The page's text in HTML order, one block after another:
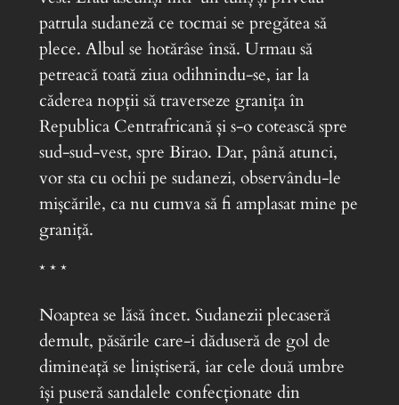
patrula sudaneză ce tocmai se pregătea să
plece. Albul se hotărâse însă. Urmau să
petreacă toată ziua odihnindu-se, iar la
căderea nopții să traverseze granița în
Republica Centrafricană și s-o cotească spre
sud-sud-vest, spre Birao. Dar, până atunci,
vor sta cu ochii pe sudanezi, observându-le
mișcările, ca nu cumva să fi amplasat mine pe
graniță.
* * *
Noaptea se lăsă încet. Sudanezii plecaseră
demult, păsările care-i dăduseră de gol de
dimineață se liniștiseră, iar cele două umbre
își puseră sandalele confecționate din